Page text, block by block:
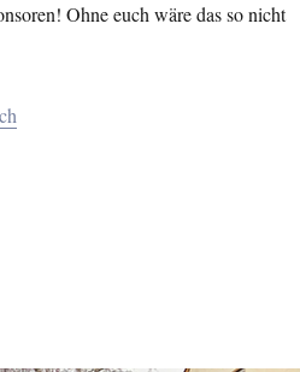
Ohne euch wäre das so nicht